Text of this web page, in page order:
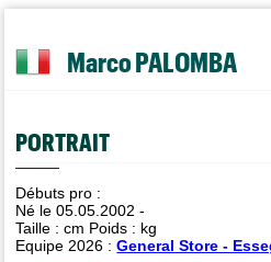
Marco PALOMBA
PORTRAIT
Débuts pro :
Né le 05.05.2002 -
Taille :cm Poids : kg
Equipe 2026 :General Store -